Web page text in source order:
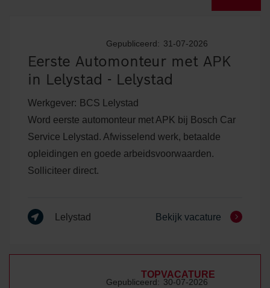
Gepubliceerd: 31-07-2026
Eerste Automonteur met APK
in Lelystad - Lelystad
Werkgever: BCS Lelystad
Word eerste automonteur met APK bij Bosch Car
Service Lelystad. Afwisselend werk, betaalde
opleidingen en goede arbeidsvoorwaarden.
Solliciteer direct.
Lelystad Bekijk vacature
Gepubliceerd: 30-07-2026
TOPVACATURE